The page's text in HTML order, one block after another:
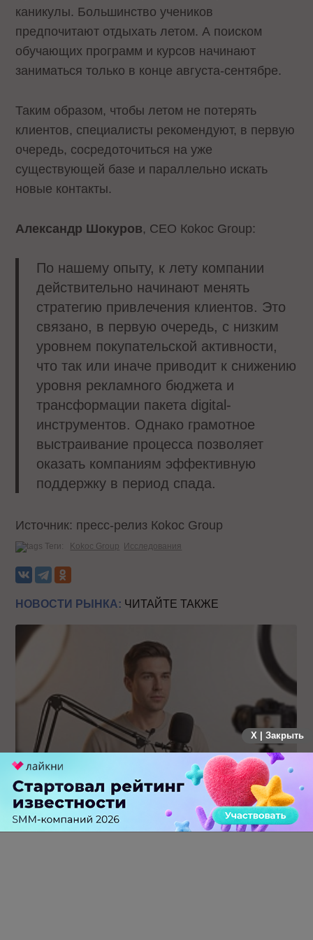
каникулы. Большинство учеников
предпочитают отдыхать летом. А поиском
обучающих программ и курсов начинают
заниматься только в конце августа-сентябре.
Таким образом, чтобы летом не потерять
клиентов, специалисты рекомендуют, в первую
очередь, сосредоточиться на уже
существующей базе и параллельно искать
новые контакты.
Александр Шокуров, CEO Коkос Group:
По нашему опыту, к лету компании
действительно начинают менять
стратегию привлечения клиентов. Это
связано, в первую очередь, с низким
уровнем покупательской активности,
что так или иначе приводит к снижению
уровня рекламного бюджета и
трансформации пакета digital-
инструментов. Однако грамотное
выстраивание процесса позволяет
оказать компаниям эффективную
поддержку в период спада.
Источник: пресс-релиз Коkос Group
Теги: Kokoc Group Исследования
НОВОСТИ РЫНКА: ЧИТАЙТЕ ТАКЖЕ
Российский рынок инфлюенс-маркетинга вошел в фазу
стагнации после нескольких лет роста
X | Закрыть